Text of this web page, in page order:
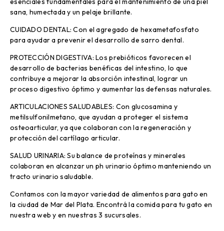
sana, humectada y un pelaje brillante.
CUIDADO DENTAL: Con el agregado de hexametafosfato
para ayudar a prevenir el desarrollo de sarro dental.
PROTECCIÓN DIGESTIVA: Los prebióticos favorecen el
desarrollo de bacterias benéficas del intestino, lo que
contribuye a mejorar la absorción intestinal, lograr un
proceso digestivo óptimo y aumentar las defensas naturales.
ARTICULACIONES SALUDABLES: Con glucosamina y
metilsulfonilmetano, que ayudan a proteger el sistema
osteoarticular, ya que colaboran con la regeneración y
protección del cartílago articular.
SALUD URINARIA: Su balance de proteínas y minerales
colaboran en alcanzar un ph urinario óptimo manteniendo un
tracto urinario saludable.
Contamos con la mayor variedad de alimentos para gato en
la ciudad de Mar del Plata. Encontrá la comida para tu gato en
nuestra web y en nuestras 3 sucursales.